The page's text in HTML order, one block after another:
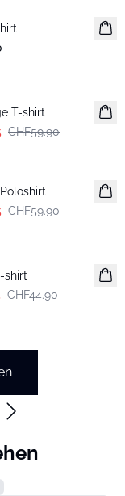
T-shirt
CHF59.90
CHF59.90
shirt
CHF44.90